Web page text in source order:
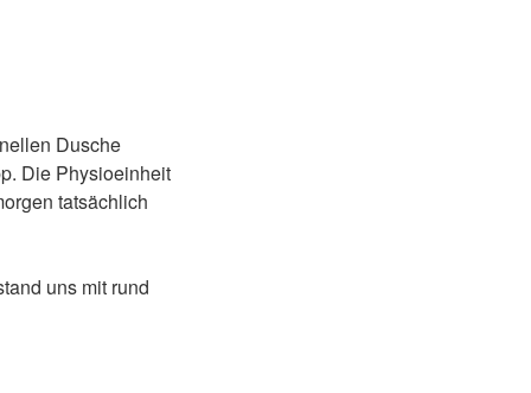
Dusche
Die Physioeinheit
tatsächlich
uns mit rund